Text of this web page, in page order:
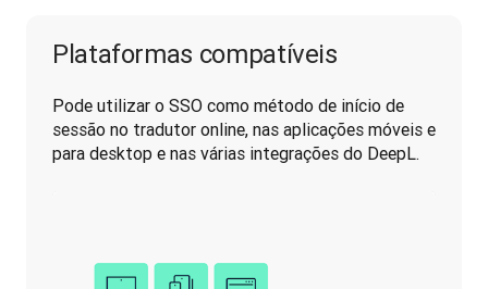
Plataformas compatíveis
Pode utilizar o SSO como método de início de
sessão no tradutor online, nas aplicações móveis e
para desktop e nas várias integrações do DeepL.